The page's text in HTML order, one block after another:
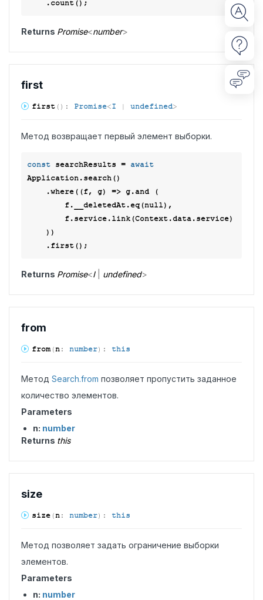
Returns Promise<number>
first
first ( ) : Promise<I | undefined>
Метод возвращает первый элемент выборки.
const searchResults = await
Application.search()
    .where(
(f, g) => g.and (
        f.__deletedAt.eq(
null),
Returns Promise<I| undefined>
from
from(n: number) : this
Метод Search.from позволяет пропустить заданное
количество элементов.
Parameters
n: number
Returns this
size
size (n: number) : this
Метод позволяет задать ограничение выборки
элементов.
Parameters
n: number